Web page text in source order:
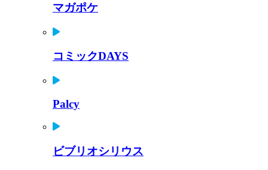
マガポケ
コミックDAYS
Palcy
ビブリオシリウス